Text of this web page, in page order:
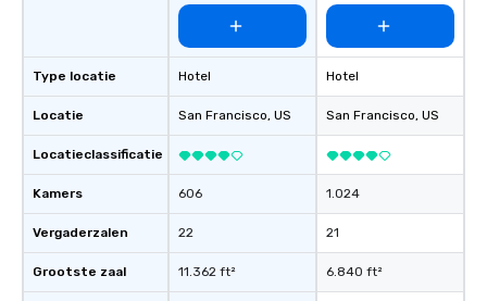
Type locatie
Locatie
Locatieclassificatie
Kamers
Vergaderzalen
Grootste zaal
Hotel
San Francisco, US
606
22
11.362 ft²
Hotel
San Francisco, US
1.024
21
6.840 ft²